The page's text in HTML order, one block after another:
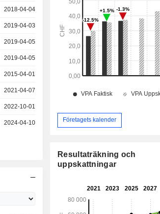
2018-04-04
2019-04-03
2019-04-05
2019-04-05
2015-04-01
2021-04-07
2022-10-01
2024-04-10 Företagets kalender
Resultaträkning och
uppskattningar